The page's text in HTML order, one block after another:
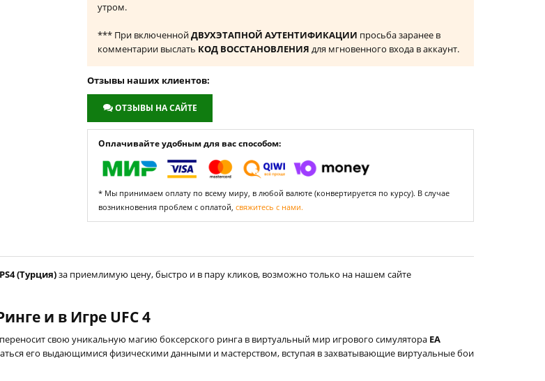
утром.
*** При включеннойДВУХЭТАПНОЙ АУТЕНТИФИКАЦИИ просьба заранее в
комментарии выслать КОД ВОССТАНОВЛЕНИЯ для мгновенного входа в аккаунт.
Отзывы наших клиентов:
ОТЗЫВЫ НА САЙТЕ
Оплачивайте удобным для вас способом:
* Мы принимаем оплату по всему миру, в любой валюте (конвертируется по курсу). В случае
возникновения проблем с оплатой, свяжитесь с нами.
(Турция)за приемлимую цену, быстро и в пару кликов, возможно только на нашем сайте
и в Игре UFC 4
свою уникальную магию боксерского ринга в виртуальный мир игрового симулятора EA
его выдающимися физическими данными и мастерством, вступая в захватывающие виртуальные бои